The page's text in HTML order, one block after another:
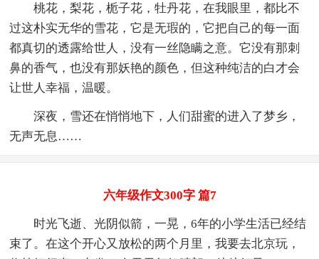
桃花，梨花，栀子花，牡丹花，在我眼里，都比不
过这朴实无华的雪花，它是无瑕的，它把自己的每一面
都真切的透露给世人，没有一丝隐瞒之意。它没有那刺
鼻的香气，也没有那妖艳的颜色，但这种纯洁的白才会
让世人幸福，温暖。
深夜，雪还在悄悄地下，人们甜蜜的进入了梦乡，
无声无息……
六年级作文300字 篇7
时光飞逝、光阴似箭，一晃，6年的小学生活已经结
束了。在这个开心又放松的两个月里，我要去北京玩，